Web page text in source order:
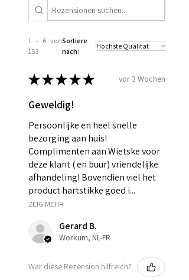
1 – 6 von
153
Sortiere
nach:
★★★★★ vor 3 Wochen
Geweldig!
Persoonlijke en heel snelle
bezorging aan huis!
Complimenten aan Wietske voor
deze klant ( en buur) vriendelijke
afhandeling! Bovendien viel het
product hartstikke goed i...
ZEIG MEHR
Gerard B.
Workum, NL-FR
War diese Rezension hilfreich?